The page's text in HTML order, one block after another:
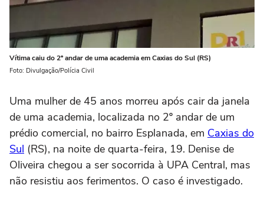
Vítima caiu do 2º andar de uma academia em Caxias do Sul (RS)
Foto: Divulgação/Polícia Civil
Uma mulher de 45 anos morreu após cair da janela
de uma academia, localizada no 2º andar de um
prédio comercial, no bairro Esplanada, em Caxias do
Sul (RS), na noite de quarta-feira, 19. Denise de
Oliveira chegou a ser socorrida à UPA Central, mas
não resistiu aos ferimentos. O caso é investigado.